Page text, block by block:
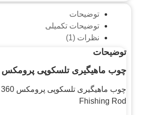
توضیحات
توضیحات تکمیلی
نظرات (1)
توضیحات
چوب ماهیگیری تلسکوپی پرومکس
Fhishing Rod